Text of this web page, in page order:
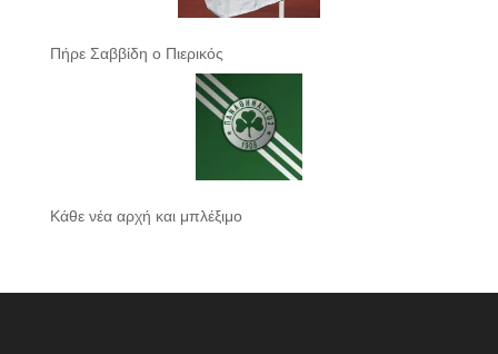
Πήρε Σαββίδη ο Πιερικός
Κάθε νέα αρχή και μπλέξιμο